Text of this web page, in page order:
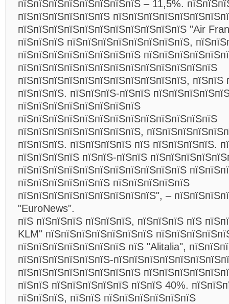
пїЅпїЅпїЅпїЅпїЅпїЅпїЅпїЅ – 11,5%.
пїЅпїЅпїЅпїЅпїЅпїЅ
пїЅпїЅпїЅпїЅпїЅпїЅпїЅпїЅпїЅпїЅпїЅ "Air
пїЅпїЅпїЅ пїЅпїЅпїЅпїЅпїЅпїЅпїЅпїЅ,
пїЅпїЅпїЅпїЅпїЅпїЅпїЅпїЅ
пїЅпїЅпїЅпїЅпїЅпїЅпїЅпїЅпїЅпїЅпїЅпїЅпїЅ
пїЅпїЅпїЅпїЅпїЅпїЅпїЅпїЅпїЅпїЅпїЅ, пїЅпїЅ
пїЅпїЅпїЅ. пїЅпїЅпїЅ-пїЅпїЅ
пїЅпїЅпїЅпїЅпїЅпїЅпїЅпїЅ
пїЅпїЅпїЅпїЅпїЅпїЅпїЅпїЅпїЅпїЅпїЅпїЅпїЅ
пїЅпїЅпїЅпїЅпїЅпїЅпїЅпїЅ,
пїЅпїЅпїЅ. пїЅпїЅпїЅпїЅ пїЅ пїЅпїЅпїЅпїЅ.
пїЅпїЅпїЅпїЅ пїЅпїЅ-пїЅпїЅ
пїЅпїЅпїЅпїЅпїЅпїЅпїЅпїЅпїЅпїЅпїЅ
пїЅпїЅпїЅпїЅпїЅпїЅ пїЅпїЅпїЅпїЅпїЅ
пїЅпїЅпїЅпїЅпїЅпїЅпїЅпїЅпїЅ", –
"EuroNews".
пїЅ пїЅпїЅпїЅ пїЅпїЅпїЅ, пїЅпїЅпїЅ пїЅ
KLM" пїЅпїЅпїЅпїЅпїЅпїЅпїЅ
пїЅпїЅпїЅпїЅпїЅпїЅпїЅ пїЅ "Alitalia",
пїЅпїЅпїЅпїЅпїЅпїЅ-
пїЅпїЅпїЅпїЅпїЅпїЅпїЅпїЅ
пїЅпїЅ пїЅпїЅпїЅпїЅпїЅ пїЅпїЅ 40%.
пїЅпїЅпїЅ, пїЅпїЅ пїЅпїЅпїЅпїЅпїЅпїЅ